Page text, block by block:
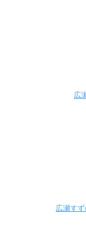
広
広瀬す